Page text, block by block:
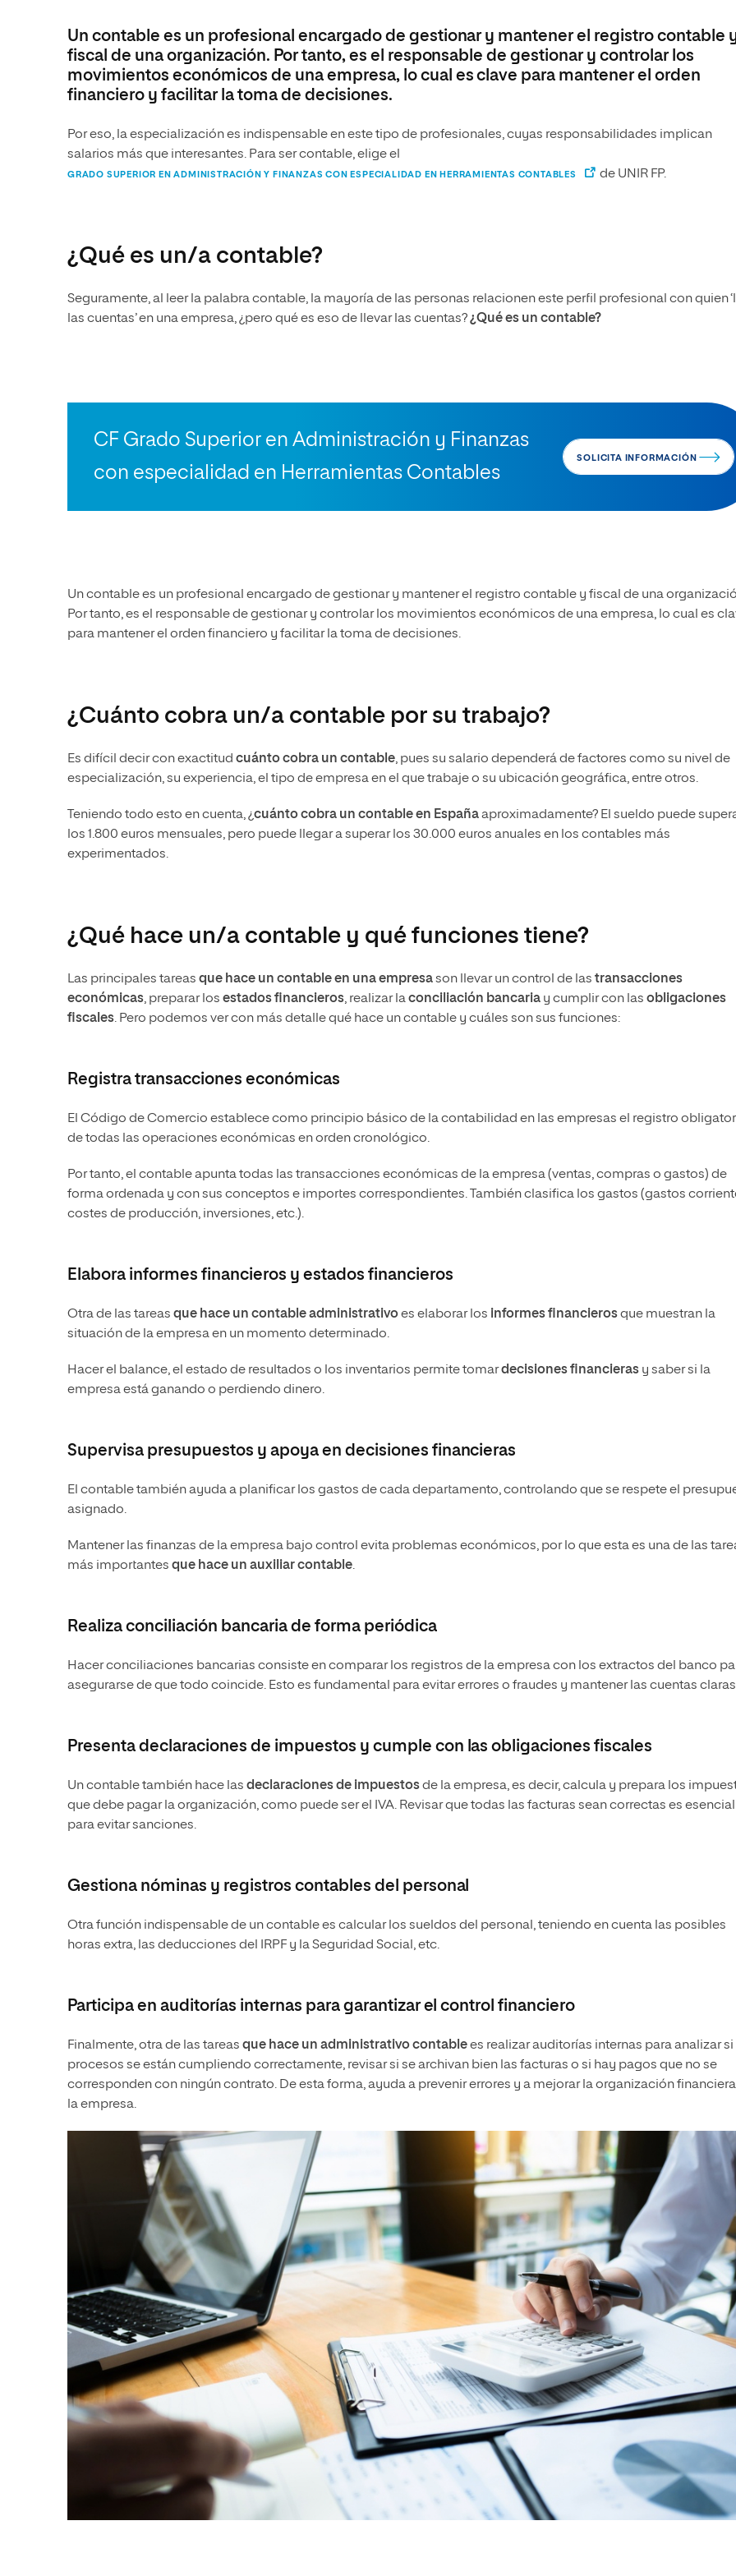
con especialidad en Python
Un contable es un profesional encargado de gestionar y mantener el registro contable
fiscal de una organización. Por tanto, es el responsable de gestionar y controlar los
movimientos económicos de una empresa, lo cual es clave para mantener el orden
financiero y facilitar la toma de decisiones.
Por eso, la especialización es indispensable en este tipo de profesionales, cuyas responsabilidades implican
salarios más que interesantes. Para ser contable, elige el
GRADO SUPERIOR EN ADMINISTRACIÓN Y FINANZAS CON ESPECIALIDAD EN HERRAMIENTAS CONTABLES de UNIR FP.
¿Qué es un/a contable?
Seguramente, al leer la palabra contable, la mayoría de las personas relacionen este perfil profesional con quien
las cuentas’ en una empresa, ¿pero qué es eso de llevar las cuentas?¿Qué es un contable?
CF Grado Superior en Administración y Finanzas
con especialidad en Herramientas Contables
SOLICITA INFORMACIÓN
Un contable es un profesional encargado de gestionar y mantener el registro contable y fiscal de una
Por tanto, es el responsable de gestionar y controlar los movimientos económicos de una empresa, lo cual es
para mantener el orden financiero y facilitar la toma de decisiones.
¿Cuánto cobra un/a contable por su trabajo?
Es difícil decir con exactitud cuánto cobra un contable, pues su salario dependerá de factores como su nivel de
especialización, su experiencia, el tipo de empresa en el que trabaje o su ubicación geográfica, entre otros.
Teniendo todo esto en cuenta, ¿cuánto cobra un contable en Españaaproximadamente? El sueldo puede
los 1.800 euros mensuales, pero puede llegar a superar los 30.000 euros anuales en los contables más
experimentados.
¿Qué hace un/a contable y qué funciones tiene?
Las principales tareas que hace un contable en una empresason llevar un control de las transacciones
económicas, preparar los estados financieros, realizar laconciliación bancaria y cumplir con las obligaciones
fiscales. Pero podemos ver con más detalle qué hace un contable y cuáles son sus funciones:
Registra transacciones económicas
El Código de Comercio establece como principio básico de la contabilidad en las empresas el registro
de todas las operaciones económicas en orden cronológico.
Por tanto, el contable apunta todas las transacciones económicas de la empresa (ventas, compras o gastos) de
forma ordenada y con sus conceptos e importes correspondientes. También clasifica los gastos (gastos
costes de producción, inversiones, etc.).
Elabora informes financieros y estados financieros
Otra de las tareas que hace un contable administrativoes elaborar los informes financierosque muestran la
situación de la empresa en un momento determinado.
Hacer el balance, el estado de resultados o los inventarios permite tomardecisiones financieras y saber si la
empresa está ganando o perdiendo dinero.
Supervisa presupuestos y apoya en decisiones financieras
El contable también ayuda a planificar los gastos de cada departamento, controlando que se respete el
asignado.
Mantener las finanzas de la empresa bajo control evita problemas económicos, por lo que esta es una de las
más importantes que hace un auxiliar contable.
Realiza conciliación bancaria de forma periódica
Hacer conciliaciones bancarias consiste en comparar los registros de la empresa con los extractos del banco
asegurarse de que todo coincide. Esto es fundamental para evitar errores o fraudes y mantener las cuentas
Presenta declaraciones de impuestos y cumple con las obligaciones fiscales
Un contable también hace las declaraciones de impuestosde la empresa, es decir, calcula y prepara los
que debe pagar la organización, como puede ser el IVA. Revisar que todas las facturas sean correctas es esencial
para evitar sanciones.
Gestiona nóminas y registros contables del personal
Otra función indispensable de un contable es calcular los sueldos del personal, teniendo en cuenta las posibles
horas extra, las deducciones del IRPF y la Seguridad Social, etc.
Participa en auditorías internas para garantizar el control financiero
Finalmente, otra de las tareas que hace un administrativo contablees realizar auditorías internas para analizar si
procesos se están cumpliendo correctamente, revisar si se archivan bien las facturas o si hay pagos que no se
corresponden con ningún contrato. De esta forma, ayuda a prevenir errores y a mejorar la organización
la empresa.